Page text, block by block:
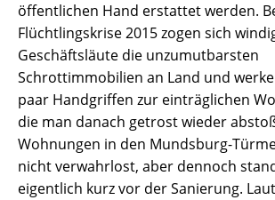
öffentlichen Hand erstattet werden.
Flüchtlingskrise 2015 zogen sich
Geschäftsläute die unzumutbarsten
Schrottimmobilien an Land und
paar Handgriffen zur einträglichen
die man danach getrost wieder
Wohnungen in den Mundsburg-
nicht verwahrlost, aber dennoch
eigentlich kurz vor der Sanierung. Laut